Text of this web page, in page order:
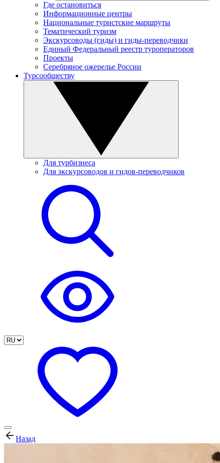
Где остановиться
Информационные центры
Национальные туристские маршруты
Тематический туризм
Экскурсоводы (гиды) и гиды-переводчики
Единый Федеральный реестр туроператоров
Проекты
Серебряное ожерелье России
Турсообществу
Для турбизнеса
Для экскурсоводов и гидов-переводчиков
Назад